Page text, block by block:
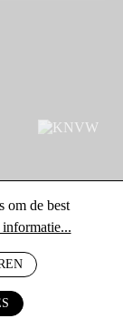
om de best